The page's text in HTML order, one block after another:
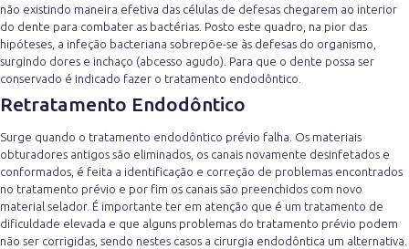
não existindo maneira efetiva das células de defesas chegarem ao interior
do dente para combater as bactérias. Posto este quadro, na pior das
hipóteses, a infeção bacteriana sobrepõe-se às defesas do organismo,
surgindo dores e inchaço (abcesso agudo). Para que o dente possa ser
conservado é indicado fazer o tratamento endodôntico.
Retratamento Endodôntico
Surge quando o tratamento endodôntico prévio falha. Os materiais
obturadores antigos são eliminados, os canais novamente desinfetados e
conformados, é feita a identificação e correção de problemas encontrados
no tratamento prévio e por fim os canais são preenchidos com novo
material selador. É importante ter em atenção que é um tratamento de
dificuldade elevada e que alguns problemas do tratamento prévio podem
não ser corrigidas, sendo nestes casos a cirurgia endodôntica um alternativa.